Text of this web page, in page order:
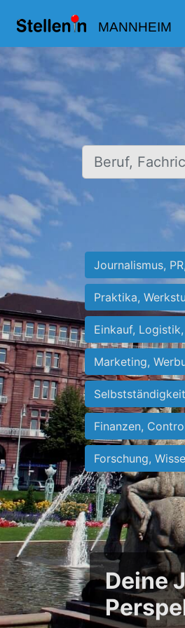
MANNHEIM
Beruf,
Journalismus,
Praktika,
Einkauf,
Marketing,
Finanzen,
Forschung,
Deine